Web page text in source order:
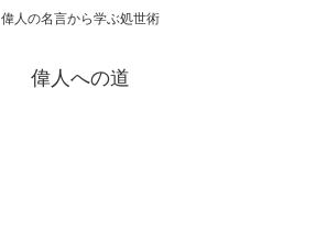
偉人の名言から学ぶ処世術
偉人への道